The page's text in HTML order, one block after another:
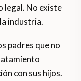
legal. No existe
industria.
padres que no
con sus hijos.